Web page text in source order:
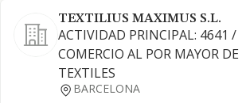
TEXTILIUS MAXIMUS S.L.
ACTIVIDAD PRINCIPAL: 4641 /
COMERCIO AL POR MAYOR DE
TEXTILES
BARCELONA